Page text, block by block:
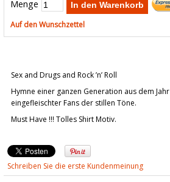
Sex and Drugs and Rock ’n’ Roll
Hymne einer ganzen Generation aus dem
eingefleischter Fans der stillen Töne.
Must Have !!! Tolles Shirt Motiv.
Menge In den Warenkorb
Auf den Wunschzettel
Schreiben Sie die erste Kundenmeinung